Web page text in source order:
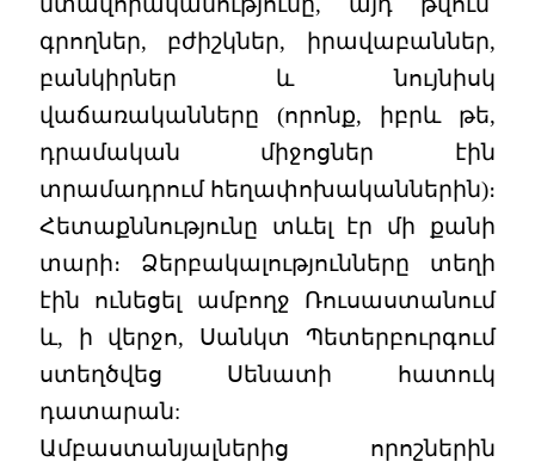
գրողներ, բժիշկներ, իրավաբաններ,
բանկիրներ և նույնիսկ
վաճառականները (որոնք, իբրև թե,
դրամական միջոցներ էին
տրամադրում հեղափոխականներին)։
Հետաքննությունը տևել էր մի քանի
տարի։ Ձերբակալությունները տեղի
էին ունեցել ամբողջ Ռուսաստանում
և, ի վերջո, Սանկտ Պետերբուրգում
ստեղծվեց Սենատի հատուկ
դատարան:
Ամբաստանյալներից որոշներին